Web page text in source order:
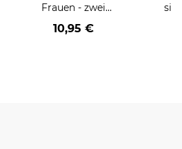
Frauen - zwei
Farbvarianten
10,95 €